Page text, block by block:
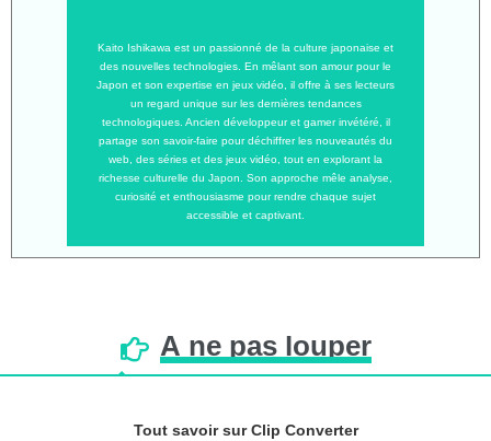
Kaito Ishikawa est un passionné de la culture japonaise et
des nouvelles technologies. En mêlant son amour pour le
Japon et son expertise en jeux vidéo, il offre à ses lecteurs
un regard unique sur les dernières tendances
technologiques. Ancien développeur et gamer invétéré, il
partage son savoir-faire pour déchiffrer les nouveautés du
web, des séries et des jeux vidéo, tout en explorant la
richesse culturelle du Japon. Son approche mêle analyse,
curiosité et enthousiasme pour rendre chaque sujet
accessible et captivant.
À ne pas louper
Tout savoir sur Clip Converter